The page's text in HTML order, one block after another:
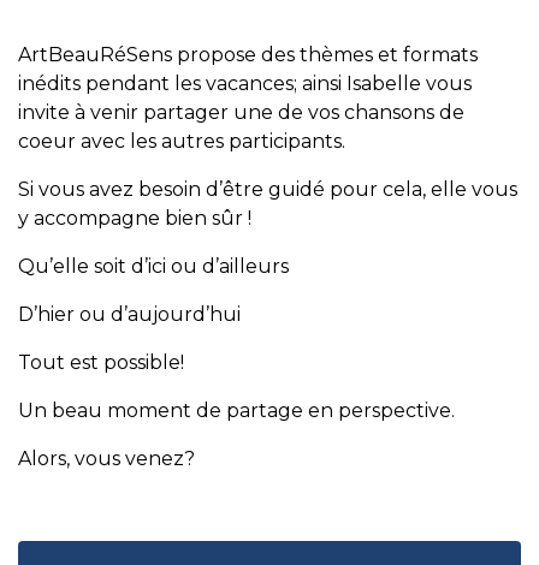
ArtBeauRéSens propose des thèmes et formats
inédits pendant les vacances; ainsi Isabelle vous
invite à venir partager une de vos chansons de
coeur avec les autres participants.
Si vous avez besoin d’être guidé pour cela, elle vous
y accompagne bien sûr !
Qu’elle soit d’ici ou d’ailleurs
D’hier ou d’aujourd’hui
Tout est possible!
Un beau moment de partage en perspective.
Alors, vous venez?